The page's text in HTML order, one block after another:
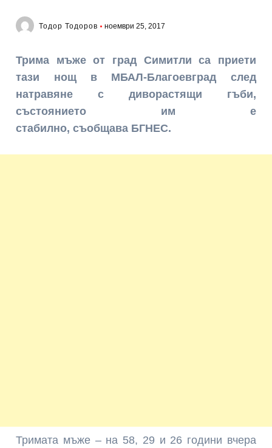
Тодор Тодоров ноември 25, 2017
Трима мъже от град Симитли са приети
тази нощ в МБАЛ-Благоевград след
натравяне с диворастящи гъби,
състоянието им е
стабилно,съобщава БГНЕС.
Тримата мъже – на 58, 29 и 26 години вчера